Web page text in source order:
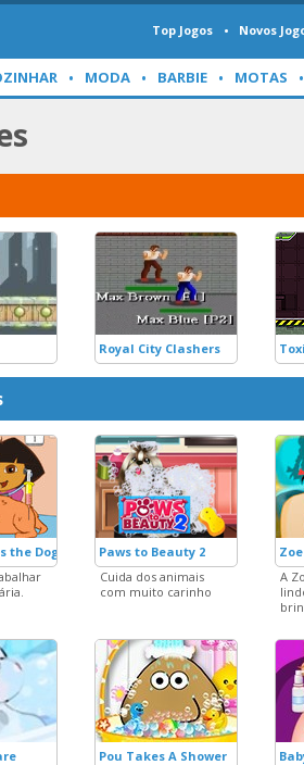
Top Jogos Novos
MODA BARBIE MOTAS
Royal City Clashers
the Dogs!
Paws to Beauty 2
Cuida dos animais
com muito carinho
A
Pou Takes A Shower